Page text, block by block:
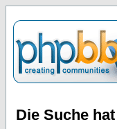
Die Suche